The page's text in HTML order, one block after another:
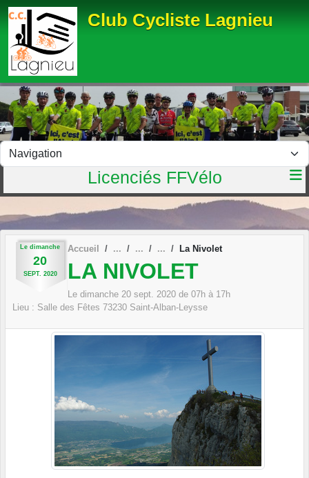
Club Cycliste Lagnieu
Licenciés FFVélo
Le dimanche
20
SEPT. 2020
Accueil La Nivolet
LA NIVOLET
Le dimanche 20 sept. 2020 de 07h à 17h
Lieu : Salle des Fêtes 73230 Saint-Alban-Leysse
Panneau de gestion des cookies